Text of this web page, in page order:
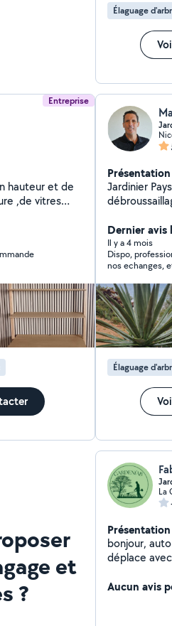
Élaguage
Entreprise
hauteur et de
,de vitres
de
en
peu
maçonnerie,
pied en
maçonnerie
montage de
Présentation
Jardinier
Dernier avis
Il y a 4 mois
Dispo,
nos echanges,
Élaguage
et
?
La
Présentation
bonjour, auto entrepreneur depuis 6 ans, je me
déplace
arbres et de
Aucun avis